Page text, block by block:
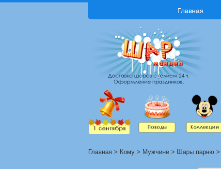
Главная
Главная > Кому > Мужчине > Шары парню >